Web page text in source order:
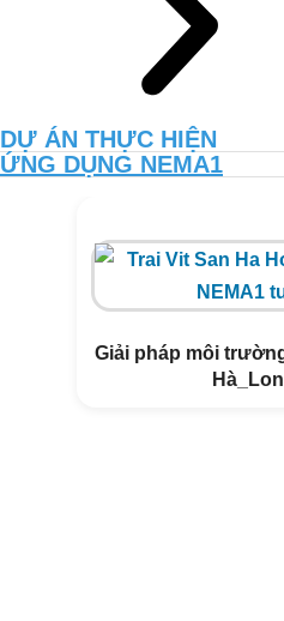
DỰ ÁN THỰC HIỆN
ỨNG DỤNG NEMA1
Giải pháp môi
TĂNG NĂNG
THUẦN HỮU CƠ